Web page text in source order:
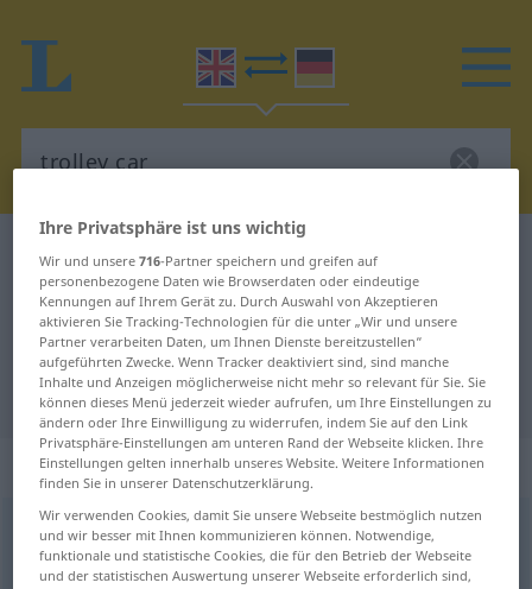
Englisch-Deutsch Wörterbuch trolley car
Englisch-Deutsch Übersetzung für
"trolley car"
"trolley car" Deutsch Übersetzung
„trolley car“
trolley car,trolley coachs US
Übersicht aller Übersetzungen
Ihre Privatsphäre ist uns wichtig
Wir und unsere716-Partner speichern und greifen auf
personenbezogene Daten wie Browserdaten oder eindeutige
Kennungen auf Ihrem Gerät zu. Durch Auswahl von Akzeptieren
aktivieren Sie Tracking-Technologien für die unter „Wir und unsere
Partner verarbeiten Daten, um Ihnen Dienste bereitzustellen“
aufgeführten Zwecke. Wenn Tracker deaktiviert sind, sind manche
Inhalte und Anzeigen möglicherweise nicht mehr so relevant für Sie. Sie
können dieses Menü jederzeit wieder aufrufen, um Ihre Einstellungen zu
ändern oder Ihre Einwilligung zu widerrufen, indem Sie auf den Link
Privatsphäre-Einstellungen am unteren Rand der Webseite klicken. Ihre
Einstellungen gelten innerhalb unseres Website. Weitere Informationen
finden Sie in unserer Datenschutzerklärung.
Wir verwenden Cookies, damit Sie unsere Webseite bestmöglich nutzen
und wir besser mit Ihnen kommunizieren können. Notwendige,
funktionale und statistische Cookies, die für den Betrieb der Webseite
und der statistischen Auswertung unserer Webseite erforderlich sind,